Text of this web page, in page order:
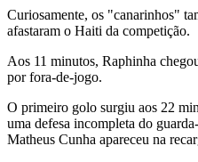
Curiosamente, os "canarinhos"
afastaram o Haiti da competição.
Aos 11 minutos, Raphinha
por fora-de-jogo.
O primeiro golo surgiu aos 22
uma defesa incompleta do
Matheus Cunha apareceu na